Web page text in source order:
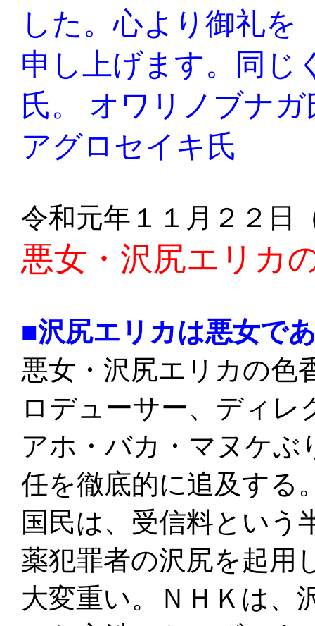
した。心より御礼を
申し上げます。同じ
氏。 オワリノブナガ
アグロセイキ氏
令和元年１１月２２日
悪女・沢尻エリカ
■沢尻エリカは悪女で
悪女・沢尻エリカの色
ロデューサー、ディレ
アホ・バカ・マヌケぶ
任を徹底的に追及する
国民は、受信料という
薬犯罪者の沢尻を起用
大変重い。ＮＨＫは、